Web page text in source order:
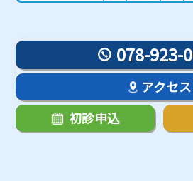
078-923-
アクセス
初診申込